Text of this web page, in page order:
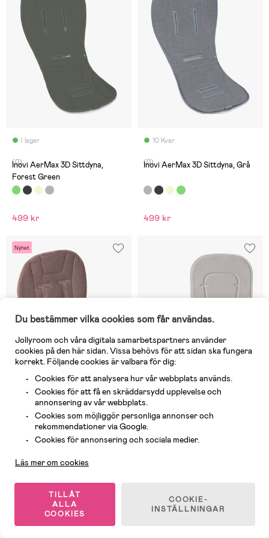
I lager
(0)
Inovi AerMax 3D Sittdyna,
Forest Green
499 kr
10 Kvar
(0)
Inovi AerMax 3D Sittdyna, Grå
499 kr
Nyhet
7 Kvar
Inovi AerMax Soft Sittdyna,
4 Kvar
(0)
Thule Summer Sittdyna, Soft
649 kr
Du bestämmer vilka cookies som får användas.
Jollyroom och våra digitala samarbetspartners använder
cookies på den här sidan. Vissa behövs för att sidan ska fungera
korrekt. Följande cookies är valbara för dig:
Cookies för att analysera hur vår webbplats används.
Cookies för att få en skräddarsydd upplevelse och
annonsering av vår webbplats.
Cookies som möjliggör personliga annonser och
rekommendationer via Google.
Cookies för annonsering och sociala medier.
Läs mer om cookies
TILLÅT
ALLA
COOKIES
COOKIE-
INSTÄLLNINGAR